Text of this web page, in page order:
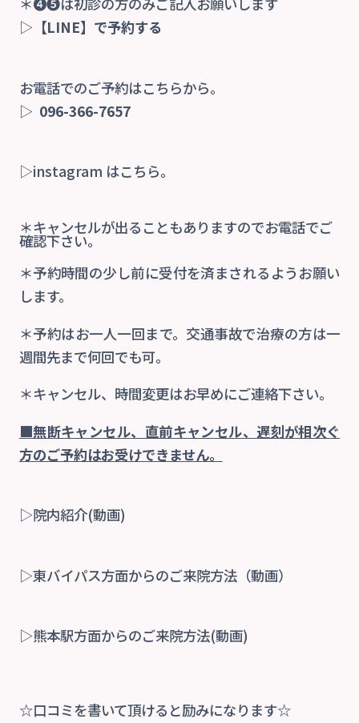
▷ 【LINE】で予約する
お電話でのご予約はこちらから。
▷ 096-366-7657
▷instagram はこちら。
＊キャンセルが出ることもありますのでお電話でご
確認下さい。
＊予約時間の少し前に受付を済まされるようお願い
します。
＊予約はお一人一回まで。交通事故で治療の方は一
週間先まで何回でも可。
＊キャンセル、時間変更はお早めにご連絡下さい。
■無断キャンセル、直前キャンセル、遅刻が相次ぐ
方のご予約はお受けできません。
▷院内紹介(動画)
▷東バイパス方面からのご来院方法（動画）
▷熊本駅方面からのご来院方法(動画)
☆口コミを書いて頂けると励みになります☆